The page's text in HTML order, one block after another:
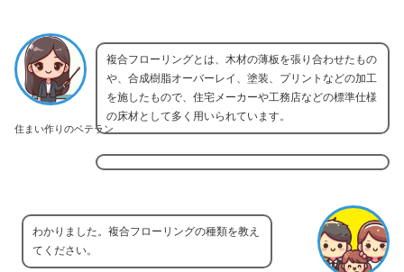
住まい作りのベテラン
複合フローリングとは、木材の薄板を張り合わせたもの
や、合成樹脂オーバーレイ、塗装、プリントなどの加工
を施したもので、住宅メーカーや工務店などの標準仕様
の床材として多く用いられています。
わかりました。複合フローリングの種類を教え
てください。